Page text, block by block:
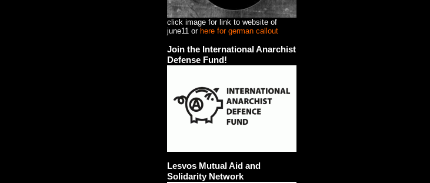
click image for link to website of
june11 or here for german callout
Join the International Anarchist
Defense Fund!
Lesvos Mutual Aid and
Solidarity Network